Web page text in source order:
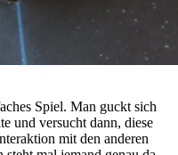
Spiel. Man guckt sich
und versucht dann, diese
mit den anderen